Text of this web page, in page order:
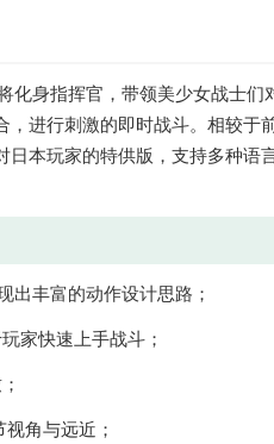
化身指挥官，带领美少女战士们
进行刺激的即时战斗。相较于
本玩家的特供版，支持多种语
出丰富的动作设计思路；
家快速上手战斗；
角与远近；